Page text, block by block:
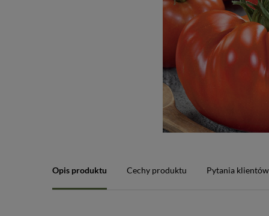
Opis produktu Cechy produktu Pytania klientów